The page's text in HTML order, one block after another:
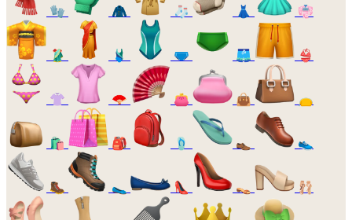
🧤 🧥 🧦 👗 👘
🥻 🩱 🩲 🩳 👙
👚 🪭 👛 👜 👝
🛍️ 🎒 🩴 👞 👟
🥾 🥿 👠 👡 🩰